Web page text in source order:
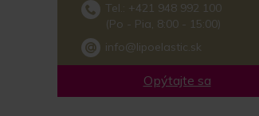
Tel.: +421 948 992 100
(Po - Pia, 8:00 - 15:00)
info@lipoelastic.sk
Opýtajte sa